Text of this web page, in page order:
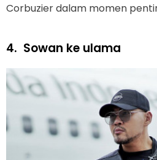
Corbuzier dalam momen
4. Sowan ke ulama